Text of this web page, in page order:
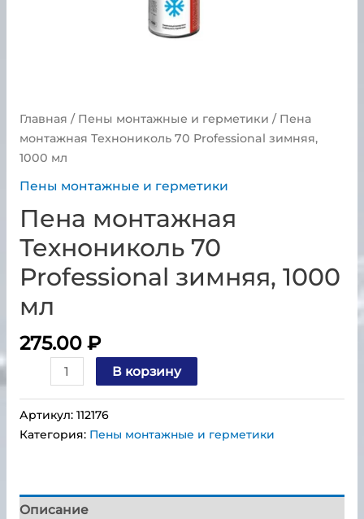
Главная / Пены монтажные и герметики / Пена
монтажная Технониколь 70 Professional зимняя,
1000 мл
Пены монтажные и герметики
Пена монтажная
Технониколь 70
Professional зимняя, 1000
мл
275.00 ₽
В корзину
Артикул: 112176
Категория: Пены монтажные и герметики
Описание